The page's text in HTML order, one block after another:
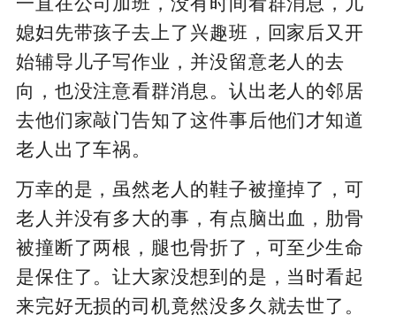
媳妇先带孩子去上了兴趣班，回家后又开
始辅导儿子写作业，并没留意老人的去
向，也没注意看群消息。认出老人的邻居
去他们家敲门告知了这件事后他们才知道
老人出了车祸。
万幸的是，虽然老人的鞋子被撞掉了，可
老人并没有多大的事，有点脑出血，肋骨
被撞断了两根，腿也骨折了，可至少生命
是保住了。让大家没想到的是，当时看起
来完好无损的司机竟然没多久就去世了。